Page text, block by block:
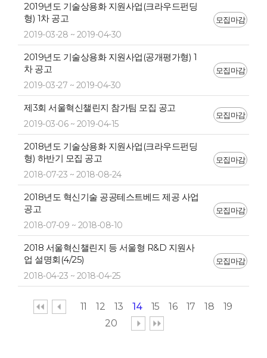
2019년도 기술상용화 지원사업(크라우드펀딩
형) 1차 공고
2019-03-28 ~ 2019-04-30
모집마감
2019년도 기술상용화 지원사업(공개평가형) 1
차 공고
2019-03-27 ~ 2019-04-30
모집마감
제3회 서울혁신챌린지 참가팀 모집 공고
2019-03-06 ~ 2019-04-15
모집마감
2018년도 기술상용화 지원사업(크라우드펀딩
형) 하반기 모집 공고
2018-07-23 ~ 2018-08-24
모집마감
2018년도 혁신기술 공공테스트베드 제공 사업
공고
2018-07-09 ~ 2018-08-10
모집마감
2018 서울혁신챌린지 등 서울형 R&D 지원사
업 설명회(4/25)
2018-04-23 ~ 2018-04-25
모집마감
11 12 13 14 15 16 17 18
19
20